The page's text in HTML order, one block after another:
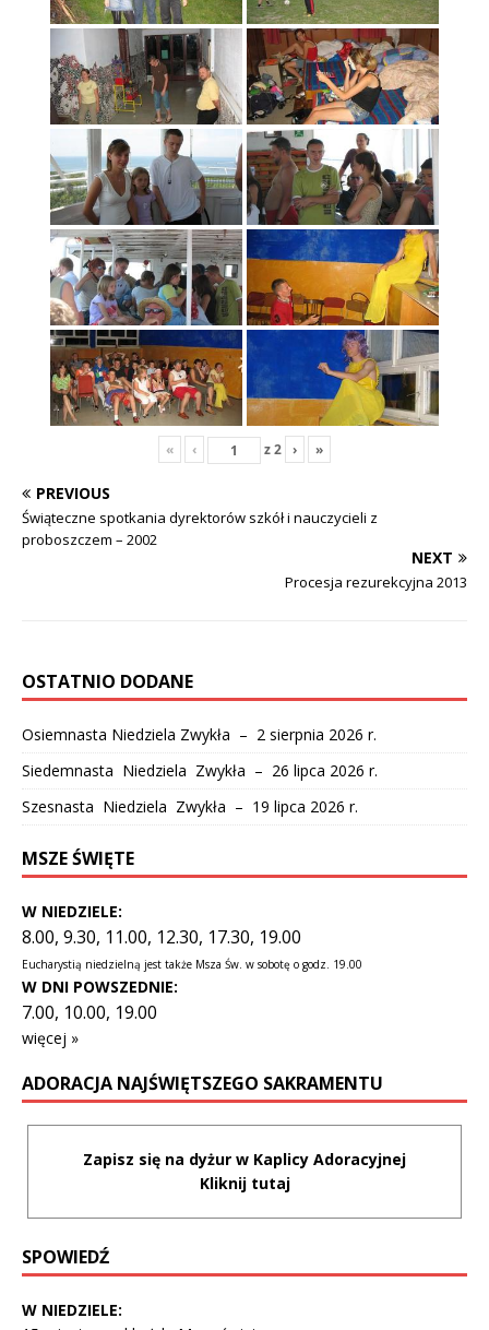
« ‹ z2 › »
PREVIOUS
Świąteczne spotkania dyrektorów szkół i nauczycieli z
proboszczem – 2002
NEXT
Procesja rezurekcyjna 2013
OSTATNIO DODANE
Osiemnasta Niedziela Zwykła – 2 sierpnia 2026 r.
Siedemnasta Niedziela Zwykła – 26 lipca 2026 r.
Szesnasta Niedziela Zwykła – 19 lipca 2026 r.
MSZE ŚWIĘTE
W NIEDZIELE:
8.00, 9.30, 11.00, 12.30, 17.30, 19.00
Eucharystią niedzielną jest także Msza Św. w sobotę o godz. 19.00
W DNI POWSZEDNIE:
7.00, 10.00, 19.00
więcej »
ADORACJA NAJŚWIĘTSZEGO SAKRAMENTU
Zapisz się na dyżur w Kaplicy Adoracyjnej
Kliknij tutaj
SPOWIEDŹ
W NIEDZIELE: